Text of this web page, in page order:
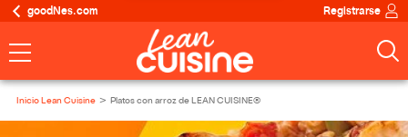
goodNes.com Registrarse
Inicio Lean Cuisine Platos con arroz de LEAN CUISINE®